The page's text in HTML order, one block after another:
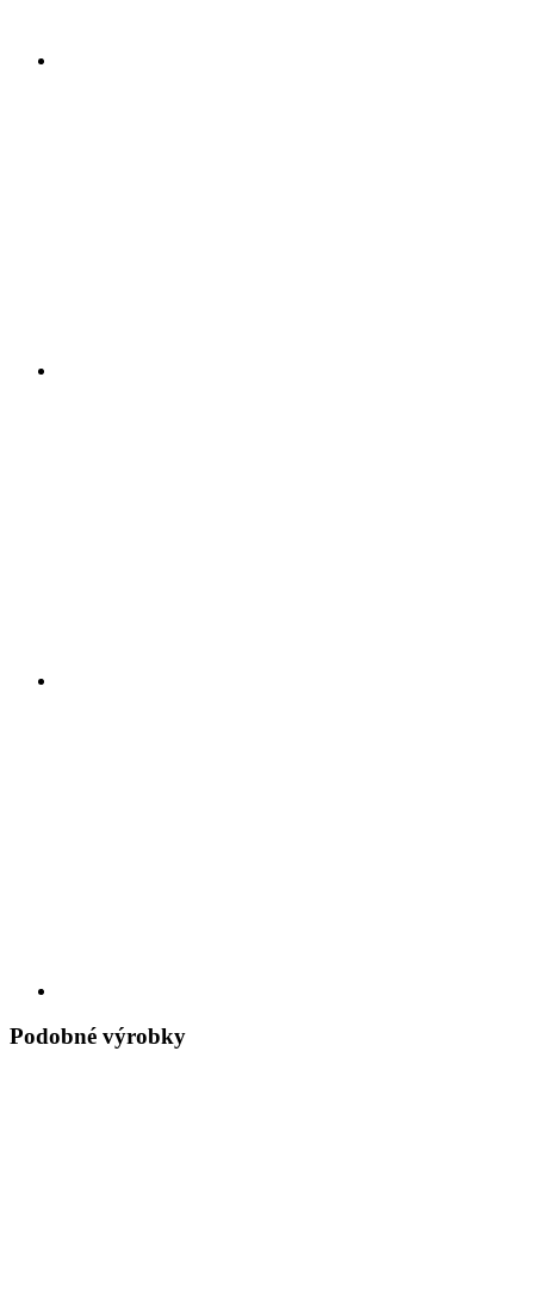
Podobné výrobky